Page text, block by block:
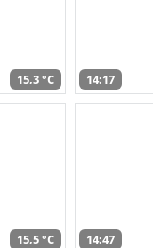
15,3 °C 14:17
15,5 °C 14:47